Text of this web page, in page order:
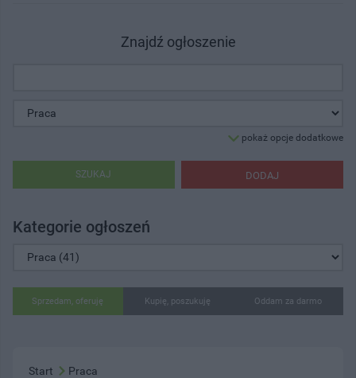
Znajdź ogłoszenie
pokaż opcje dodatkowe
DODAJ
SZUKAJ
Kategorie ogłoszeń
Sprzedam, oferuję Kupię, poszukuję Oddam za darmo
Start Praca